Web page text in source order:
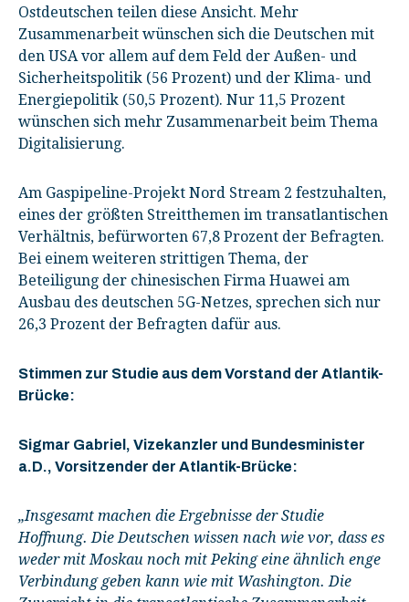
Ostdeutschen teilen diese Ansicht. Mehr
Zusammenarbeit wünschen sich die Deutschen mit
den USA vor allem auf dem Feld der Außen- und
Sicherheitspolitik (56 Prozent) und der Klima- und
Energiepolitik (50,5 Prozent). Nur 11,5 Prozent
wünschen sich mehr Zusammenarbeit beim Thema
Digitalisierung.
Am Gaspipeline-Projekt Nord Stream 2 festzuhalten,
eines der größten Streitthemen im transatlantischen
Verhältnis, befürworten 67,8 Prozent der Befragten.
Bei einem weiteren strittigen Thema, der
Beteiligung der chinesischen Firma Huawei am
Ausbau des deutschen 5G-Netzes, sprechen sich nur
26,3 Prozent der Befragten dafür aus.
Stimmen zur Studie aus dem Vorstand der Atlantik-
Brücke:
Sigmar Gabriel, Vizekanzler und Bundesminister
a.D., Vorsitzender der Atlantik-Brücke:
„Insgesamt machen die Ergebnisse der Studie
Hoffnung. Die Deutschen wissen nach wie vor, dass es
weder mit Moskau noch mit Peking eine ähnlich enge
Verbindung geben kann wie mit Washington. Die